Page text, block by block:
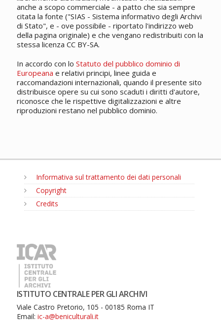
anche a scopo commerciale - a patto che sia sempre
citata la fonte ("SIAS - Sistema informativo degli Archivi
di Stato", e - ove possibile - riportato l'indirizzo web
della pagina originale) e che vengano redistribuiti con la
stessa licenza CC BY-SA.
In accordo con lo Statuto del pubblico dominio di
Europeana e relativi principi, linee guida e
raccomandazioni internazionali, quando il presente sito
distribuisce opere su cui sono scaduti i diritti d'autore,
riconosce che le rispettive digitalizzazioni e altre
riproduzioni restano nel pubblico dominio.
Informativa sul trattamento dei dati personali
Copyright
Credits
ISTITUTO CENTRALE PER GLI ARCHIVI
Viale Castro Pretorio, 105 - 00185 Roma IT
Email: ic-a@beniculturali.it